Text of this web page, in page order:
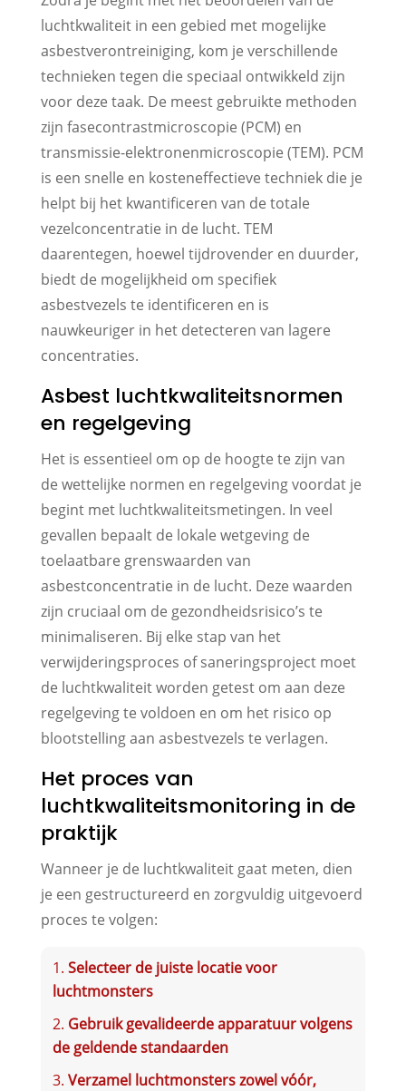
luchtkwaliteit in een gebied met mogelijke
asbestverontreiniging, kom je verschillende
technieken tegen die speciaal ontwikkeld zijn
voor deze taak. De meest gebruikte methoden
zijn fasecontrastmicroscopie (PCM) en
transmissie-elektronenmicroscopie (TEM). PCM
is een snelle en kosteneffectieve techniek die je
helpt bij het kwantificeren van de totale
vezelconcentratie in de lucht. TEM
daarentegen, hoewel tijdrovender en duurder,
biedt de mogelijkheid om specifiek
asbestvezels te identificeren en is
nauwkeuriger in het detecteren van lagere
concentraties.
Asbest luchtkwaliteitsnormen
en regelgeving
Het is essentieel om op de hoogte te zijn van
de wettelijke normen en regelgeving voordat je
begint met luchtkwaliteitsmetingen. In veel
gevallen bepaalt de lokale wetgeving de
toelaatbare grenswaarden van
asbestconcentratie in de lucht. Deze waarden
zijn cruciaal om de gezondheidsrisico’s te
minimaliseren. Bij elke stap van het
verwijderingsproces of saneringsproject moet
de luchtkwaliteit worden getest om aan deze
regelgeving te voldoen en om het risico op
blootstelling aan asbestvezels te verlagen.
Het proces van
luchtkwaliteitsmonitoring in de
praktijk
Wanneer je de luchtkwaliteit gaat meten, dien
je een gestructureerd en zorgvuldig uitgevoerd
proces te volgen:
Selecteer de juiste locatie voor
luchtmonsters
Gebruik gevalideerde apparatuur volgens
de geldende standaarden
Verzamel luchtmonsters zowel vóór,